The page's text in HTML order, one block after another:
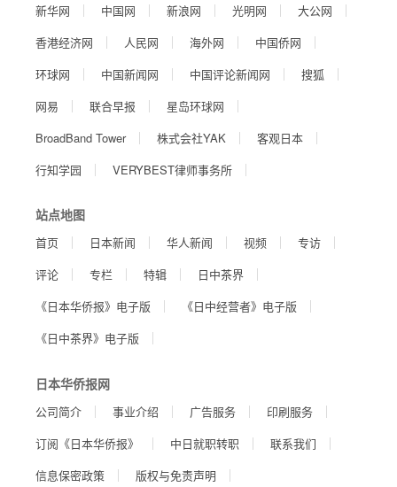
新华网 中国网 新浪网 光明网
大公网
香港经济网
人民网 海外网
中国侨网
环球网
中国新闻网 中国评论新闻网
搜狐
网易
联合早报
星岛环球网
BroadBand Tower
株式会社YAK
客观日本
行知学园
VERYBEST律师事务所
站点地图
首页 日本新闻 华人新闻 视频
专访
评论
专栏 特辑
日中茶界
《日本华侨报》电子版
《日中经营者》电子版
《日中茶界》电子版
日本华侨报网
公司简介 事业介绍 广告服务
印刷服务
订阅《日本华侨报》
中日就职转职
联系我们
信息保密政策
版权与免责声明